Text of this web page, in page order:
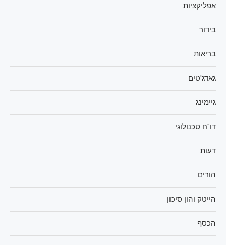
אפליקציות
בידור
בריאות
גאדג'טים
גיימינג
דו"ח טכנולוגי
דעות
הורים
הייטק והון סיכון
הכסף